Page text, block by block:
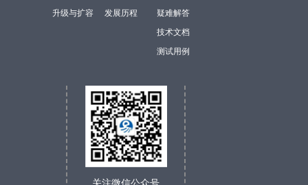
升级与扩容
发展历程
疑难解答
技术文档
测试用例